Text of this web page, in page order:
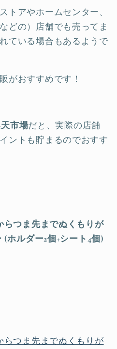
トアやホームセンター、
どの）店舗でも売ってま
ている場合もあるようで
がおすすめです！
市場だと、実際の店舗
ントも貯まるのでおすす
らつま先までぬくもりが
ホルダー2個+シート4個)
らつま先までぬくもりが